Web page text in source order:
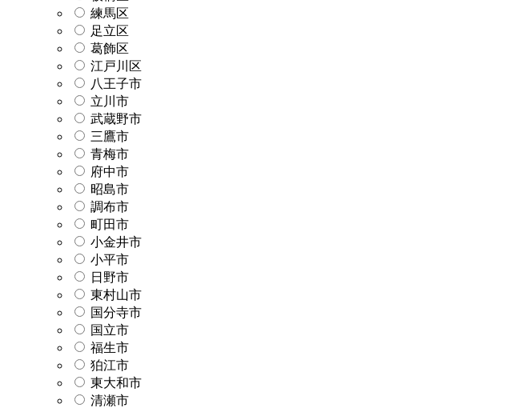
練馬区
足立区
葛飾区
江戸川区
八王子市
立川市
武蔵野市
三鷹市
青梅市
府中市
昭島市
調布市
町田市
小金井市
小平市
日野市
東村山市
国分寺市
国立市
福生市
狛江市
東大和市
清瀬市